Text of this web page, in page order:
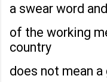
a swear word
of the working
country
does not mean a